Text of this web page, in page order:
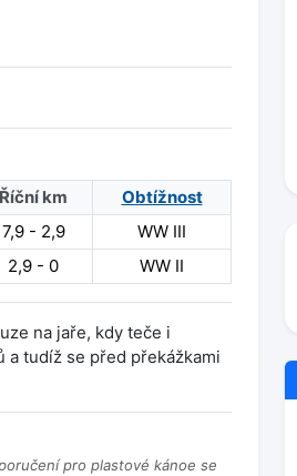
Říční km
Obtížnost
7,9 - 2,9
WW III
2,9 - 0 WW II
na jaře, kdy teče i
a tudíž se před překážkami
pro plastové kánoe se